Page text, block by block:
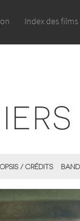
Index des films
/ CRÉDITS